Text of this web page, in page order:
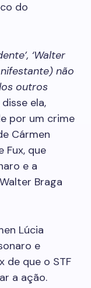
do
‘Walter
não
outros
disse ela,
por um crime
Cármen
Fux, que
e a
Braga
Lúcia
e
de que o STF
a ação.